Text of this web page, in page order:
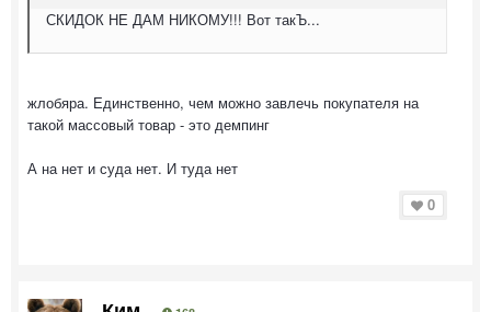
СКИДОК НЕ ДАМ НИКОМУ!!! Вот такЪ...
жлобяра. Единственно, чем можно завлечь покупателя на
такой массовый товар - это демпинг
А на нет и суда нет. И туда нет
0